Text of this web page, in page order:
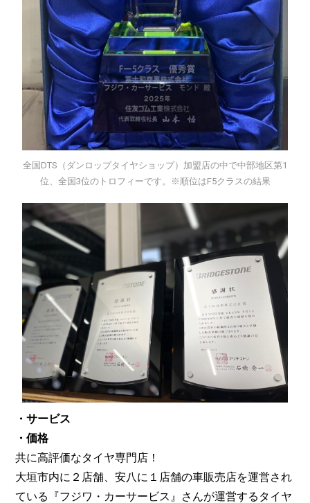
全国DTS（ダンロップタイヤショップ）加盟店の中で中部地区第1
位、全国3位のトロフィーです。※順位はF5クラスの結果
・サービス
・価格
共に高評価なタイヤ専門店！
大垣市内に２店舗、安八に１店舗の車販売店を運営され
ている『フジワ・カーサービス』さんが運営するタイヤ